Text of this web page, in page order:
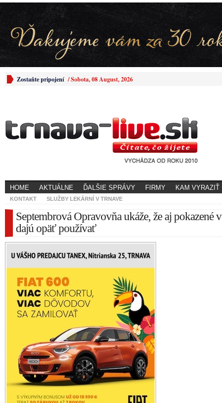
Zostaňte pripojení /Sobota, 08 August, 2026
HOME AKTUÁLNE ĎALŠIE SPRÁVY FIRMY KAM VYRAZIŤ
KONTAKT SLUŽBY LEKÁRNÍ V TRNAVE
Septembrová Opravovňa ukáže, že aj pokazené
dajú opäť používať